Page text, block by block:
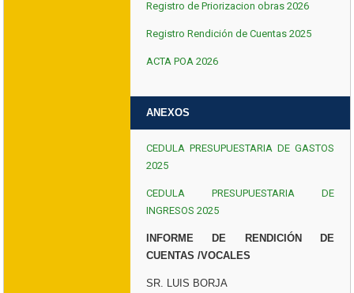
Registro de Priorizacion obras 2026
Registro Rendición de Cuentas 2025
ACTA POA 2026
ANEXOS
CEDULA PRESUPUESTARIA DE GASTOS
2025
CEDULA PRESUPUESTARIA DE
INGRESOS 2025
INFORME DE RENDICIÓN DE
CUENTAS /VOCALES
SR. LUIS BORJA